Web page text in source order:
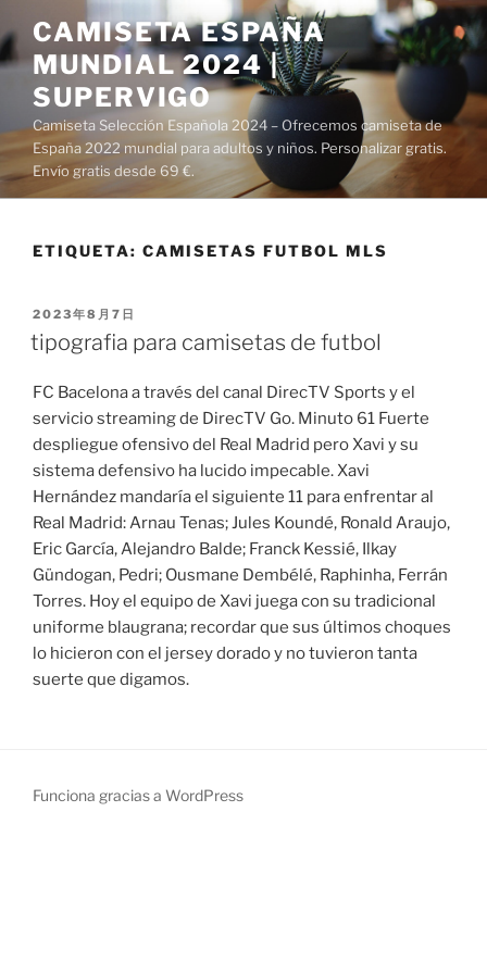
al
contenido
CAMISETA ESPAÑA
MUNDIAL 2024 |
SUPERVIGO
Camiseta Selección Española 2024 – Ofrecemos camiseta de
España 2022 mundial para adultos y niños. Personalizar gratis.
Envío gratis desde 69 €.
ETIQUETA: CAMISETAS FUTBOL MLS
PUBLICADO
EL
2023年8月7日
tipografia para camisetas de futbol
FC Bacelona a través del canal DirecTV Sports y el
servicio streaming de DirecTV Go. Minuto 61 Fuerte
despliegue ofensivo del Real Madrid pero Xavi y su
sistema defensivo ha lucido impecable. Xavi
Hernández mandaría el siguiente 11 para enfrentar al
Real Madrid: Arnau Tenas; Jules Koundé, Ronald Araujo,
Eric García, Alejandro Balde; Franck Kessié, Ilkay
Gündogan, Pedri; Ousmane Dembélé, Raphinha, Ferrán
Torres. Hoy el equipo de Xavi juega con su tradicional
uniforme blaugrana; recordar que sus últimos choques
lo hicieron con el jersey dorado y no tuvieron tanta
suerte que digamos.
Funciona gracias a WordPress